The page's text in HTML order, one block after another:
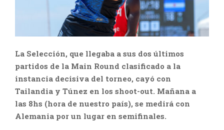
La Selección, que llegaba a sus dos últimos
partidos de la Main Round clasificado a la
instancia decisiva del torneo, cayó con
Tailandia y Túnez en los shoot-out. Mañana a
las 8hs (hora de nuestro país), se medirá con
Alemania por un lugar en semifinales.